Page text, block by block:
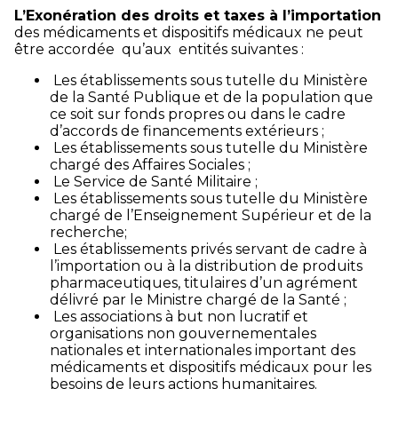
L’Exonération des droits et taxes à l’importation
des médicaments et dispositifs médicaux ne peut
être accordée qu’aux entités suivantes :
Les établissements sous tutelle du Ministère
de la Santé Publique et de la population que
ce soit sur fonds propres ou dans le cadre
d’accords de financements extérieurs ;
Les établissements sous tutelle du Ministère
chargé des Affaires Sociales ;
Le Service de Santé Militaire ;
Les établissements sous tutelle du Ministère
chargé de l’Enseignement Supérieur et de la
recherche;
Les établissements privés servant de cadre à
l’importation ou à la distribution de produits
pharmaceutiques, titulaires d’un agrément
délivré par le Ministre chargé de la Santé ;
Les associations à but non lucratif et
organisations non gouvernementales
nationales et internationales important des
médicaments et dispositifs médicaux pour les
besoins de leurs actions humanitaires.